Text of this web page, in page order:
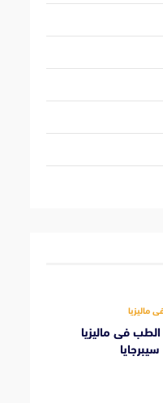
ماليزيا
فى ماليزيا